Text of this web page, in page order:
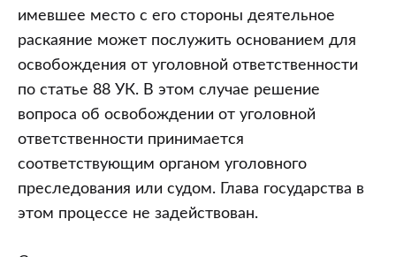
имевшее место с его стороны деятельное
раскаяние может послужить основанием для
освобождения от уголовной ответственности
по статье 88 УК. В этом случае решение
вопроса об освобождении от уголовной
ответственности принимается
соответствующим органом уголовного
преследования или судом. Глава государства в
этом процессе не задействован.